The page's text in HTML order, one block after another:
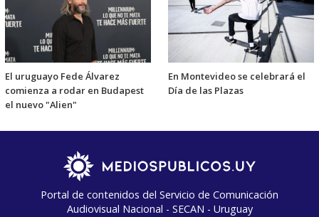
El uruguayo Fede Álvarez
comienza a rodar en Budapest
el nuevo "Alien"
En Montevideo se celebrará el
Día de las Plazas
Portal de contenidos del Servicio de Comunicación
Audiovisual Nacional - SECAN - Uruguay